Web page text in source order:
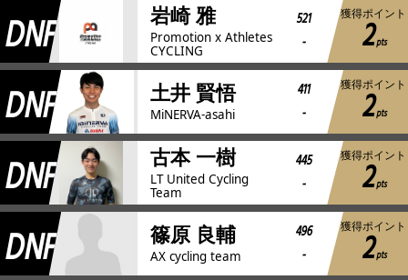
DNF 岩崎 雅
Promotion x Athletes
CYCLING
521
-
獲得ポイント
2pts
DNF 土井 賢悟
MiNERVA-asahi
411
-
獲得ポイント
2pts
DNF 古本 一樹
LT United Cycling
Team
445
-
獲得ポイント
2pts
DNF 篠原 良輔
AX cycling team
496
-
獲得ポイント
2pts